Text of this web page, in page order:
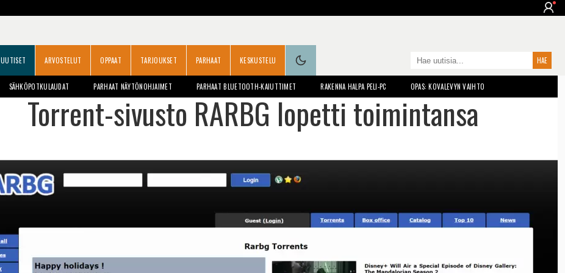
UUTISET ARVOSTELUT OPPAAT TARJOUKSET PARHAAT KESKUSTELU
SÄHKÖPOTKULAUDAT PARHAAT NÄYTÖNOHJAIMET PARHAAT BLUETOOTH-KAIUTTIMET RAKENNA HALPA PELI-PC OPAS: KOVALEVYN VAIHTO
Torrent-sivusto RARBG lopetti toimintansa